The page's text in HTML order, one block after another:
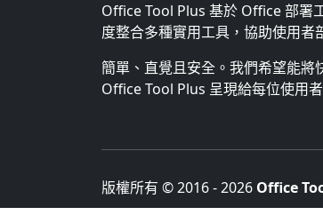
Office Tool Plus 基於 Office 部署
度整合多種實用工具，協助使用者
簡單、直覺且安全。我們希望能將
Office Tool Plus 呈現給每位使用者
版權所有 © 2016 -2026 Office